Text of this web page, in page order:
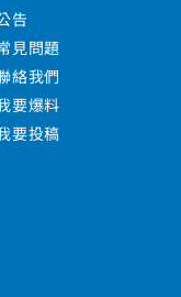
告
見問題
絡我們
要爆料
要投稿